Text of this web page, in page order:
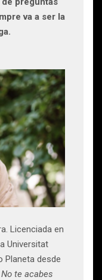
va a ser la
Licenciada en
Universitat
Planeta desde
No te acabes